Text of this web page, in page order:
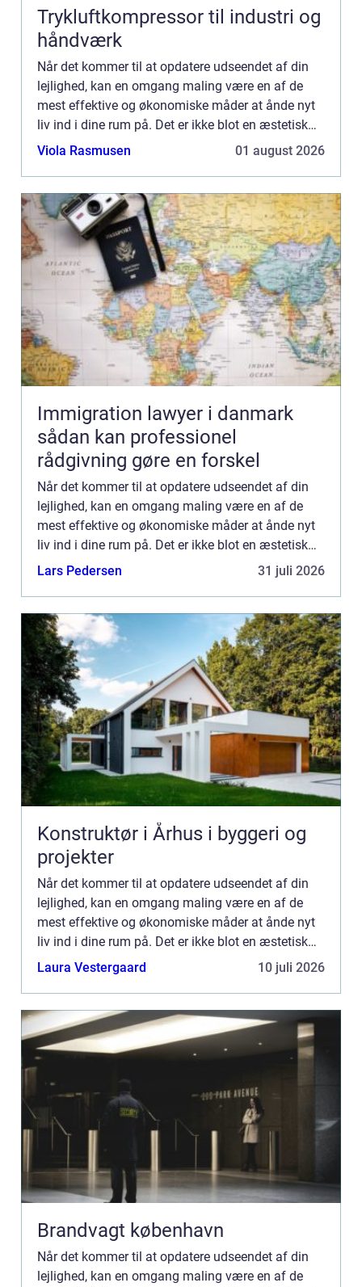
Trykluftkompressor til industri og
håndværk
Når det kommer til at opdatere udseendet af din
lejlighed, kan en omgang maling være en af de
mest effektive og økonomiske måder at ånde nyt
liv ind i dine rum på. Det er ikke blot en æstetisk
opgradering; en frisk farve kan også påvirke
Viola Rasmusen 01 august 2026
Immigration lawyer i danmark
sådan kan professionel
rådgivning gøre en forskel
Når det kommer til at opdatere udseendet af din
lejlighed, kan en omgang maling være en af de
mest effektive og økonomiske måder at ånde nyt
liv ind i dine rum på. Det er ikke blot en æstetisk
opgradering; en frisk farve kan også påvirke
Lars Pedersen 31 juli 2026
Konstruktør i Århus i byggeri og
projekter
Når det kommer til at opdatere udseendet af din
lejlighed, kan en omgang maling være en af de
mest effektive og økonomiske måder at ånde nyt
liv ind i dine rum på. Det er ikke blot en æstetisk
opgradering; en frisk farve kan også påvirke
Laura Vestergaard 10 juli 2026
Brandvagt københavn
Når det kommer til at opdatere udseendet af din
lejlighed, kan en omgang maling være en af de